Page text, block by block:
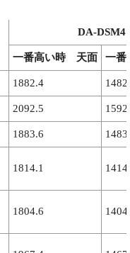
DA-DSM4
一番高い時 天面 一
1882.4
2092.5
1883.6
1814.1
1804.6